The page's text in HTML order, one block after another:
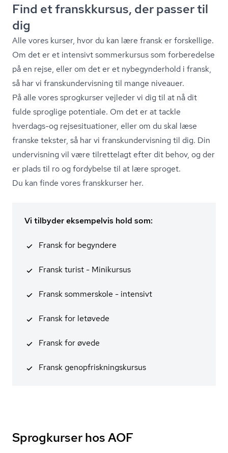
Find et franskkursus, der passer til
dig
Alle vores kurser, hvor du kan lære fransk er forskellige.
Om det er et intensivt sommerkursus som forberedelse
på en rejse, eller om det er et nybegynderhold i fransk,
så har vi fran­skun­der­vis­ning til mange niveauer.
På alle vores sprogkurser vejleder vi dig til at nå dit
fulde sproglige potentiale. Om det er at tackle
hverdags-og rej­se­si­tu­a­tio­ner, eller om du skal læse
franske tekster, så har vi fran­skun­der­vis­ning til dig. Din
undervisning vil være tilrettelagt efter dit behov, og der
er plads til ro og fordybelse til at lære sproget.
Du kan finde vores franskkurser her.
Vi tilbyder eksempelvis hold som:
Fransk for begyndere
Fransk turist - Minikursus
Fransk sommerskole - intensivt
Fransk for letøvede
Fransk for øvede
Fransk genop­frisk­nings­kur­sus
Sprogkurser hos AOF